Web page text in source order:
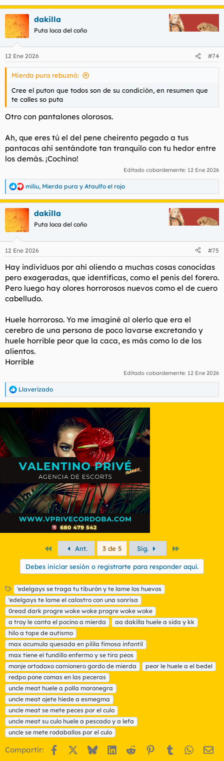
dakilla
Puta loca del coño
12 Ene 2026 #74
Mierda pura rebuznó:
Cree el puton que todos son de su condición, en resumen que
te calles so puta
Otro con pantalones olorosos.
Ah, que eres tú el del pene cheirento pegado a tus
pantacas ahí sentándote tan tranquilo con tu hedor entre
los demás. ¡Cochino!
Editado cobardemente: 12 Ene 2026
R
e
a
c
c
i
e
:
miliu, Mierda pura y Ataulfo el rojo
dakilla
Puta loca del coño
12 Ene 2026 #75
Hay individuos por ahí oliendo a muchas cosas conocidas
pero exageradas, que identificas, como el penis del forero.
Pero luego hay olores horrorosos nuevos como el de cuero
cabelludo.
Huele horroroso. Yo me imaginé al olerlo que era el
cerebro de una persona de poco lavarse excretando y
huele horrible peor que la caca, es más como lo de los
alientos.
Horrible
Editado cobardemente: 12 Ene 2026
R
e
a
o
n
e
Llaverizado
PrimeroAnt. 3 de 5 Sig.
Debes iniciar sesión o registrarte para responder aquí.
E
t
i
q
u
e
t
a
s
'edelgays se traga tu tiburón y te lame los huevos
'edelgays te lame el calostro con una sonrisa
0read dark progre woke woke progre woke woke
a troy le canta el pocino a mierda
aa dakilla huele a sida y kk
hilo a tope de autismo
max acumula quesada en pilila fimosa infantil
max tiene el fundillo enfermo y se tira peos
monje ortodoxo camionero gordo de mierda
peor le huele a el bedel
redpo pone comas en las peceras
uncle meat huele a polla moronegra
uncle meat ojete hiede a esmegma
uncle meat se mete peces por el culo
uncle meat su culo huele a pescado y a lefa
uncle se mete rodaballos por el culo
Compartir: Facebook BlueskyLinkedIn
Reddit Pinterest
Tumblr